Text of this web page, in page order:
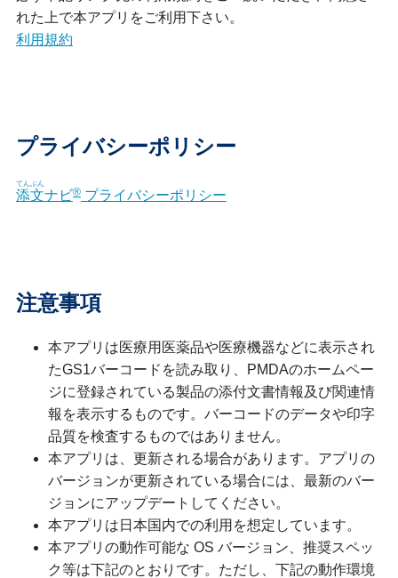
れた上で本アプリをご利用下さい。
利用規約
プライバシーポリシー
添文
てんぶん
ナビ®プライバシーポリシー
注意事項
本アプリは医療用医薬品や医療機器などに表示され
たGS1バーコードを読み取り、PMDAのホームペー
ジに登録されている製品の添付文書情報及び関連情
報を表示するものです。バーコードのデータや印字
品質を検査するものではありません。
本アプリは、更新される場合があります。アプリの
バージョンが更新されている場合には、最新のバー
ジョンにアップデートしてください。
本アプリは日本国内での利用を想定しています。
本アプリの動作可能な OS バージョン、推奨スペッ
ク等は下記のとおりです。ただし、下記の動作環境